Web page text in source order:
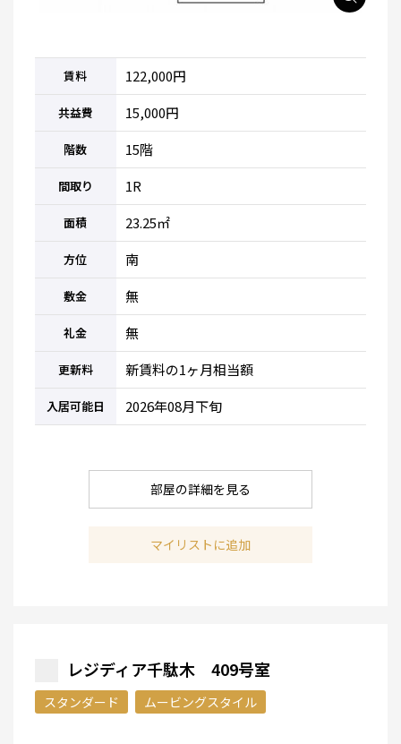
賃料 122,000円
共益費 15,000円
階数 15階
間取り 1R
面積 23.25㎡
方位 南
敷金 無
礼金 無
更新料 新賃料の1ヶ月相当額
入居可能日 2026年08月下旬
部屋の詳細を見る
マイリストに追加
レジディア千駄木 409号室
スタンダード ムービングスタイル